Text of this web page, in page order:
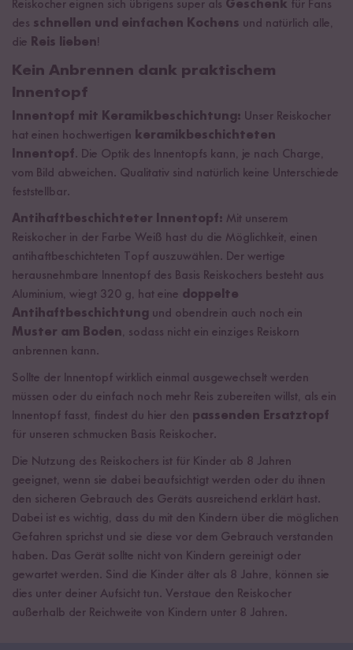
Reiskocher eignen sich übrigens super als Geschenk für Fans
des schnellen und einfachen Kochens und natürlich alle,
die Reis lieben!
Kein Anbrennen dank praktischem
Innentopf
Innentopf mit Keramikbeschichtung: Unser Reiskocher
hat einen hochwertigen keramikbeschichteten
Innentopf. Die Optik des Innentopfs kann, je nach Charge,
vom Bild abweichen. Qualitativ sind natürlich keine Unterschiede
feststellbar.
Antihaftbeschichteter Innentopf: Mit unserem
Reiskocher in der Farbe Weiß hast du die Möglichkeit, einen
antihaftbeschichteten Topf auszuwählen. Der wertige
herausnehmbare Innentopf des Basis Reiskochers besteht aus
Aluminium, wiegt 320 g, hat eine doppelte
Antihaftbeschichtung und obendrein auch noch ein
Muster am Boden, sodass nicht ein einziges Reiskorn
anbrennen kann.
Sollte der Innentopf wirklich einmal ausgewechselt werden
müssen oder du einfach noch mehr Reis zubereiten willst, als ein
Innentopf fasst, findest du hier den passenden Ersatztopf
für unseren schmucken Basis Reiskocher.
Die Nutzung des Reiskochers ist für Kinder ab 8 Jahren
geeignet, wenn sie dabei beaufsichtigt werden oder du ihnen
den sicheren Gebrauch des Geräts ausreichend erklärt hast.
Dabei ist es wichtig, dass du mit den Kindern über die möglichen
Gefahren sprichst und sie diese vor dem Gebrauch verstanden
haben. Das Gerät sollte nicht von Kindern gereinigt oder
gewartet werden. Sind die Kinder älter als 8 Jahre, können sie
dies unter deiner Aufsicht tun. Verstaue den Reiskocher
außerhalb der Reichweite von Kindern unter 8 Jahren.